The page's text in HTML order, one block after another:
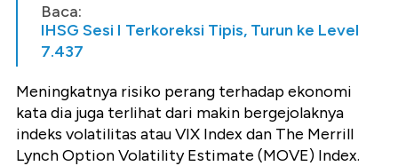
Baca:
IHSG Sesi I Terkoreksi Tipis, Turun ke Level
7.437
Meningkatnya risiko perang terhadap ekonomi
kata dia juga terlihat dari makin bergejolaknya
indeks volatilitas atau VIX Index dan The Merrill
Lynch Option Volatility Estimate (MOVE) Index.